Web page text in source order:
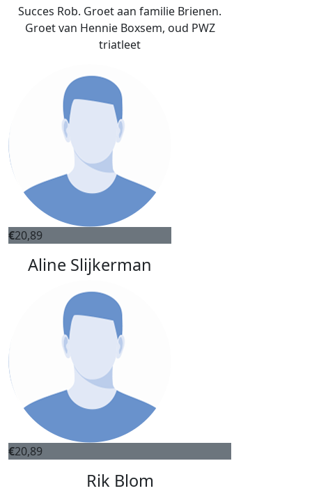
Succes Rob. Groet aan familie Brienen.
Groet van Hennie Boxsem, oud PWZ
triatleet
€20,89
Aline Slijkerman
€20,89
Rik Blom